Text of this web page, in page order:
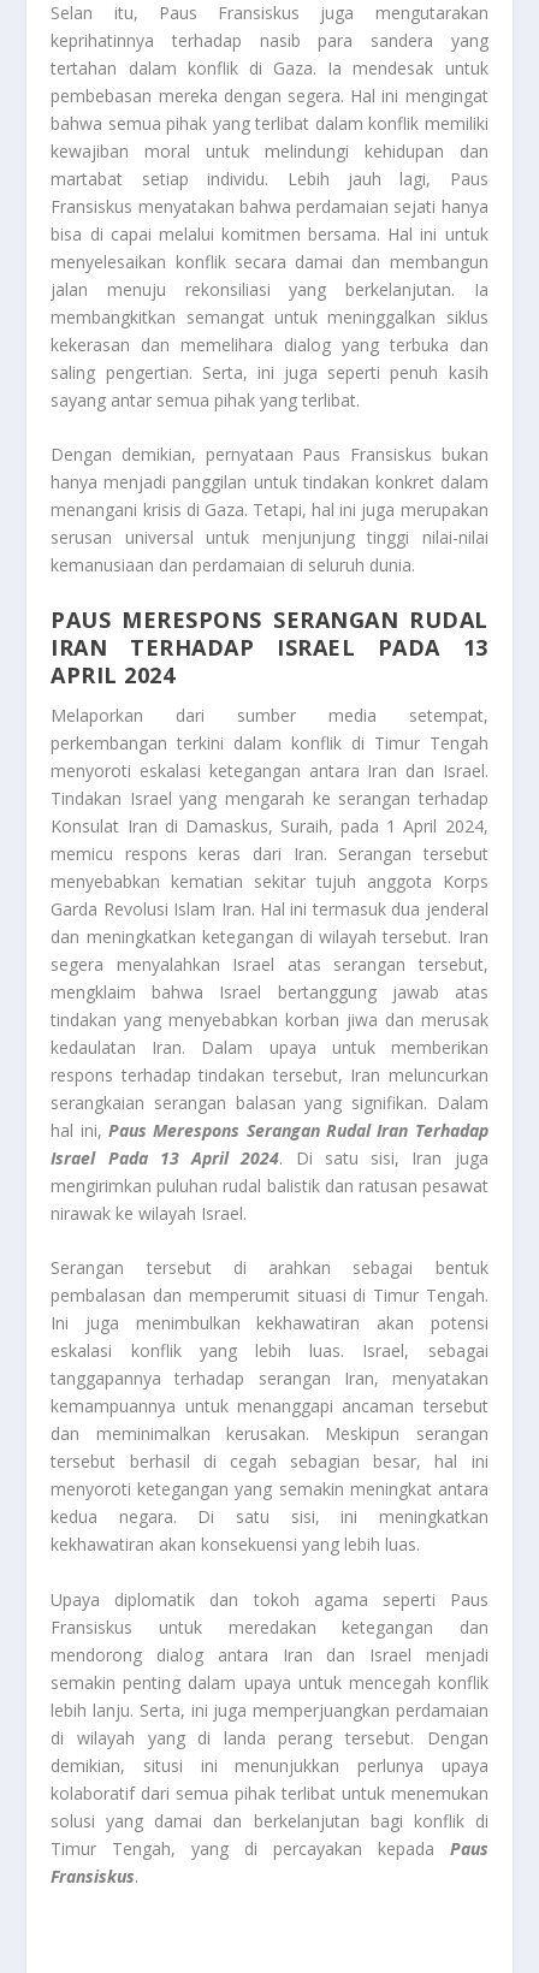
Selan itu, Paus Fransiskus juga mengutarakan
keprihatinnya terhadap nasib para sandera yang
tertahan dalam konflik di Gaza. Ia mendesak untuk
pembebasan mereka dengan segera. Hal ini mengingat
bahwa semua pihak yang terlibat dalam konflik memiliki
kewajiban moral untuk melindungi kehidupan dan
martabat setiap individu. Lebih jauh lagi, Paus
Fransiskus menyatakan bahwa perdamaian sejati hanya
bisa di capai melalui komitmen bersama. Hal ini untuk
menyelesaikan konflik secara damai dan membangun
jalan menuju rekonsiliasi yang berkelanjutan. Ia
membangkitkan semangat untuk meninggalkan siklus
kekerasan dan memelihara dialog yang terbuka dan
saling pengertian. Serta, ini juga seperti penuh kasih
sayang antar semua pihak yang terlibat.
Dengan demikian, pernyataan Paus Fransiskus bukan
hanya menjadi panggilan untuk tindakan konkret dalam
menangani krisis di Gaza. Tetapi, hal ini juga merupakan
serusan universal untuk menjunjung tinggi nilai-nilai
kemanusiaan dan perdamaian di seluruh dunia.
PAUS MERESPONS SERANGAN RUDAL
IRAN TERHADAP ISRAEL PADA 13
APRIL 2024
Melaporkan dari sumber media setempat,
perkembangan terkini dalam konflik di Timur Tengah
menyoroti eskalasi ketegangan antara Iran dan Israel.
Tindakan Israel yang mengarah ke serangan terhadap
Konsulat Iran di Damaskus, Suraih, pada 1 April 2024,
memicu respons keras dari Iran. Serangan tersebut
menyebabkan kematian sekitar tujuh anggota Korps
Garda Revolusi Islam Iran. Hal ini termasuk dua jenderal
dan meningkatkan ketegangan di wilayah tersebut. Iran
segera menyalahkan Israel atas serangan tersebut,
mengklaim bahwa Israel bertanggung jawab atas
tindakan yang menyebabkan korban jiwa dan merusak
kedaulatan Iran. Dalam upaya untuk memberikan
respons terhadap tindakan tersebut, Iran meluncurkan
serangkaian serangan balasan yang signifikan. Dalam
hal ini,Paus Merespons Serangan Rudal Iran Terhadap
Israel Pada 13 April 2024. Di satu sisi, Iran juga
mengirimkan puluhan rudal balistik dan ratusan pesawat
nirawak ke wilayah Israel.
Serangan tersebut di arahkan sebagai bentuk
pembalasan dan memperumit situasi di Timur Tengah.
Ini juga menimbulkan kekhawatiran akan potensi
eskalasi konflik yang lebih luas. Israel, sebagai
tanggapannya terhadap serangan Iran, menyatakan
kemampuannya untuk menanggapi ancaman tersebut
dan meminimalkan kerusakan. Meskipun serangan
tersebut berhasil di cegah sebagian besar, hal ini
menyoroti ketegangan yang semakin meningkat antara
kedua negara. Di satu sisi, ini meningkatkan
kekhawatiran akan konsekuensi yang lebih luas.
Upaya diplomatik dan tokoh agama seperti Paus
Fransiskus untuk meredakan ketegangan dan
mendorong dialog antara Iran dan Israel menjadi
semakin penting dalam upaya untuk mencegah konflik
lebih lanju. Serta, ini juga memperjuangkan perdamaian
di wilayah yang di landa perang tersebut. Dengan
demikian, situsi ini menunjukkan perlunya upaya
kolaboratif dari semua pihak terlibat untuk menemukan
solusi yang damai dan berkelanjutan bagi konflik di
Timur Tengah, yang di percayakan kepada Paus
Fransiskus.